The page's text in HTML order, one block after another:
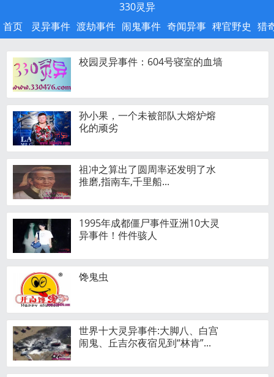
330灵异
首页
灵异事件 渡劫事件 闹鬼事件 奇闻异事 稗官野史 猎
校园灵异事件：604号寝室的血墙
孙小果，一个未被部队大熔炉熔
化的顽劣
祖冲之算出了圆周率还发明了水
推磨,指南车,千里船...
1995年成都僵尸事件亚洲10大灵
异事件！件件骇人
馋鬼虫
世界十大灵异事件:大脚八、白宫
闹鬼、丘吉尔夜宿见到“林肯”...